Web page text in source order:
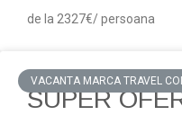
de la 2327€/ persoana
VACANTA MARCA TRAVEL
SUPER